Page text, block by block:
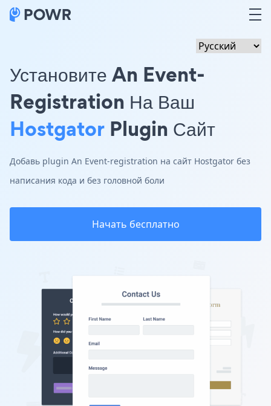
Установите An Event-
Registration На Ваш
Hostgator Plugin Сайт
Добавь plugin An Event-registration на сайт Hostgator без
написания кода и без головной боли
Начать бесплатно